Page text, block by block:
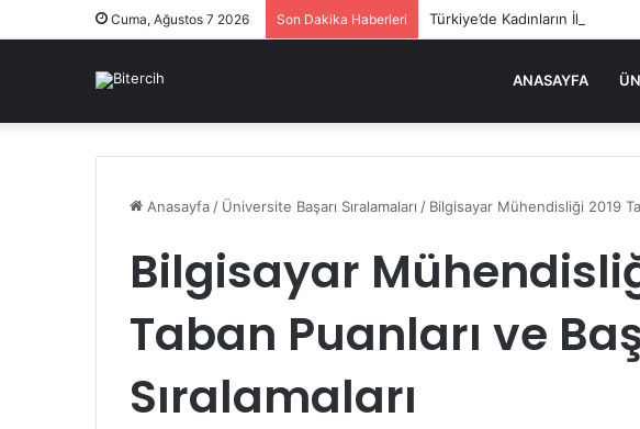
Cuma, Ağustos 7 2026 Son Dakika Haberleri Türkiye’de Kadınların İlk Kez
ANASAYFA
Anasayfa / Üniversite Başarı Sıralamaları / Bilgisayar Mühendisliği 2019
Bilgisayar
Taban Puanları ve
Sıralamaları